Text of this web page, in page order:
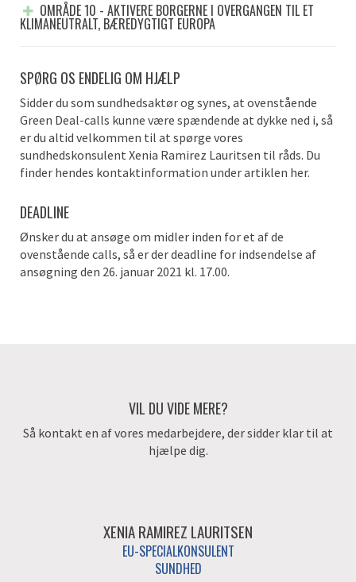
OMRÅDE 10 - AKTIVERE BORGERNE I OVERGANGEN TIL ET
KLIMANEUTRALT, BÆREDYGTIGT EUROPA
SPØRG OS ENDELIG OM HJÆLP
Sidder du som sundhedsaktør og synes, at ovenstående
Green Deal-calls kunne være spændende at dykke ned i, så
er du altid velkommen til at spørge vores
sundhedskonsulent Xenia Ramirez Lauritsen til råds. Du
finder hendes kontaktinformation under artiklen her.
DEADLINE
Ønsker du at ansøge om midler inden for et af de
ovenstående calls, så er der deadline for indsendelse af
ansøgning den 26. januar 2021 kl. 17.00.
VIL DU VIDE MERE?
Så kontakt en af vores medarbejdere, der sidder klar til at
hjælpe dig.
XENIA RAMIREZ LAURITSEN
EU-SPECIALKONSULENT
SUNDHED